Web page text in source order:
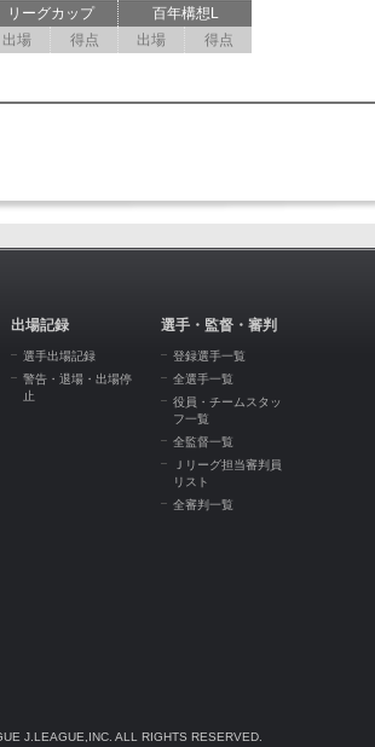
リーグカップ
百年構想L
出場 得点 出場 得点
出場記録
選手出場記録
警告・退場・出場停
止
選手・監督・審判
登録選手一覧
全選手一覧
役員・チームスタッ
フ一覧
全監督一覧
Ｊリーグ担当審判員
リスト
全審判一覧
J.LEAGUE,INC. ALL RIGHTS RESERVED.